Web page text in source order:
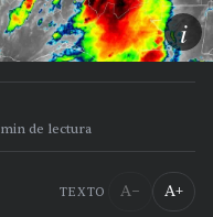
i
min de lectura
TEXTO A− A+